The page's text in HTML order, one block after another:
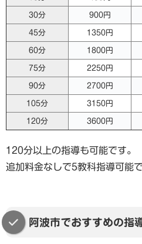
30分 900円
45分 1350円
60分 1800円
75分 2250円
90分 2700円
105分 3150円
120分 3600円
120分以上の指導も可能です。
追加料金なしで5教科指導可能で
阿波市でおすすめの指